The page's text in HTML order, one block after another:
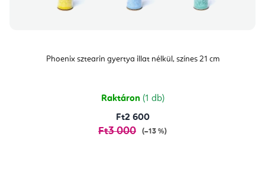
Phoenix sztearin gyertya illat nélkül, színes 21 cm
Raktáron (1 db)
Ft2 600
Ft3 000 (–13 %)